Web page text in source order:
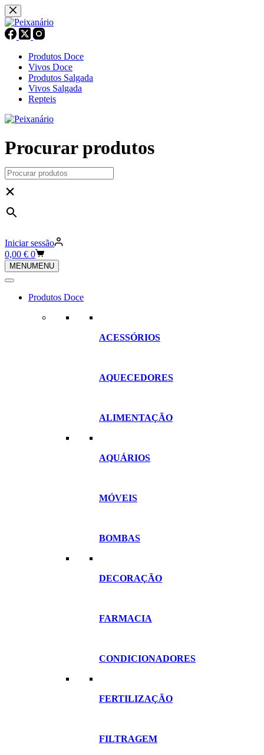
Pular
para
o
conteúdo
Produtos Doce
Vivos Doce
Produtos Salgada
Vivos Salgada
Repteis
Procurar produtos
×
Iniciar sessão
Carrinho
de
compras
0,00 € 0
MENUMENU
Produtos Doce
ACESSÓRIOS
AQUECEDORES
ALIMENTAÇÃO
AQUÁRIOS
MÓVEIS
BOMBAS
DECORAÇÃO
FARMACIA
CONDICIONADORES
FERTILIZAÇÃO
FILTRAGEM